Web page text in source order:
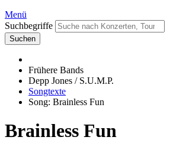
Menü
Suchbegriffe
Suchen
Frühere Bands
Depp Jones / S.U.M.P.
Songtexte
Song: Brainless Fun
Brainless Fun